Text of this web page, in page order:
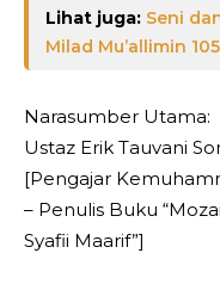
Lihat juga: Seni
Milad Mu’allimin 105
Narasumber Utama:
Ustaz Erik Tauvani
[Pengajar
– Penulis Buku
Syafii Maarif”]